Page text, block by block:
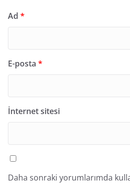
Ad *
E-posta *
İnternet sitesi
Daha sonraki yorumlarımda